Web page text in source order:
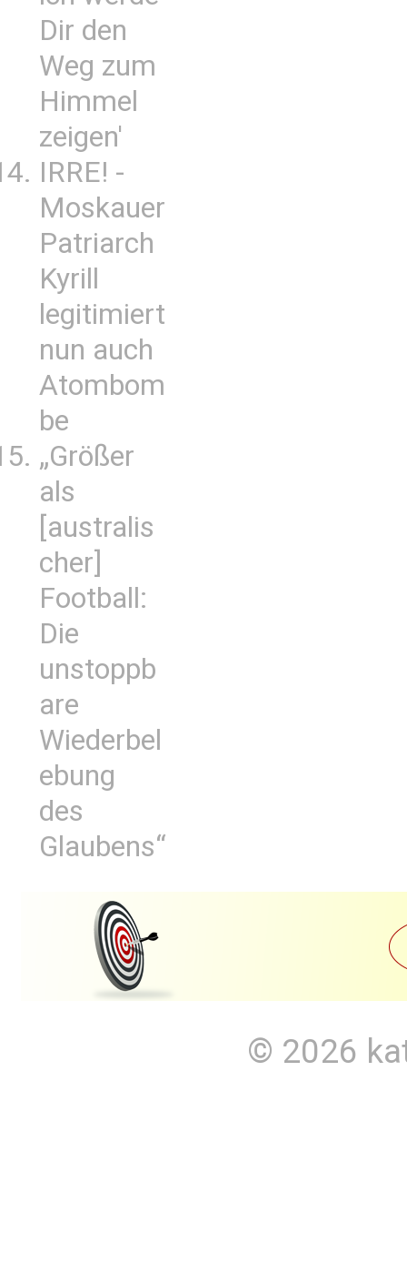
Dir den
Weg zum
Himmel
zeigen'
IRRE! -
Moskauer
Patriarch
Kyrill
legitimiert
nun auch
Atombom
be
„Größer
als
[australis
cher]
Football:
Die
unstoppb
are
Wiederbel
ebung
des
Glaubens“
© 2026